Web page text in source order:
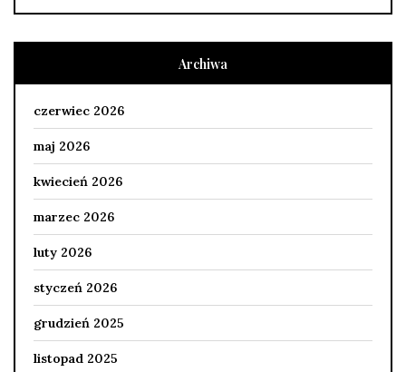
Archiwa
czerwiec 2026
maj 2026
kwiecień 2026
marzec 2026
luty 2026
styczeń 2026
grudzień 2025
listopad 2025